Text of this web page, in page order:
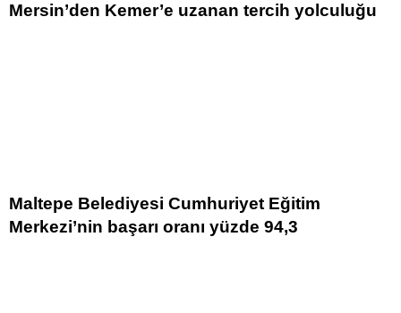
Mersin’den Kemer’e uzanan tercih yolculuğu
Maltepe Belediyesi Cumhuriyet Eğitim
Merkezi’nin başarı oranı yüzde 94,3